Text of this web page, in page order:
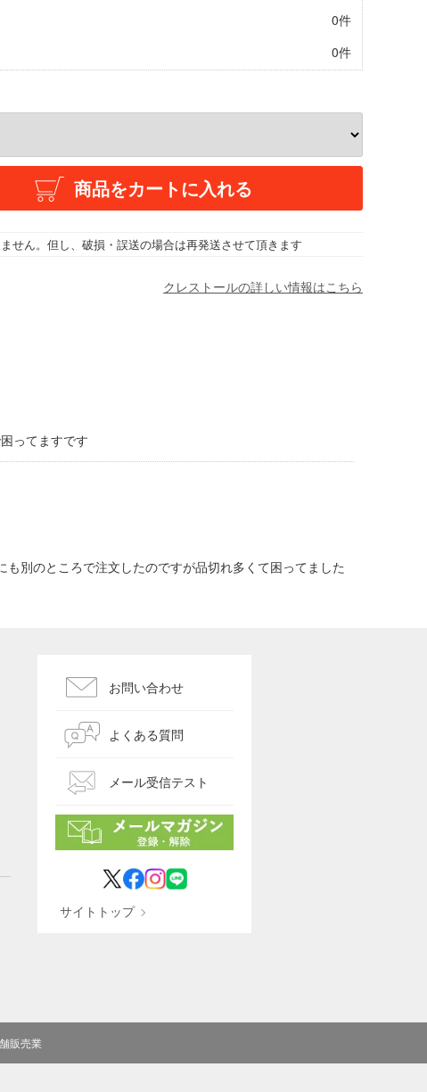
0件
0件
商品をカートに入れる
せん。但し、破損・誤送の場合は再発送させて頂きます
クレストールの詳しい情報はこちら
ってますです
別のところで注文したのですが品切れ多くて困ってました
お問い合わせ
よくある質問
メール受信テスト
サイトトップ
販売業